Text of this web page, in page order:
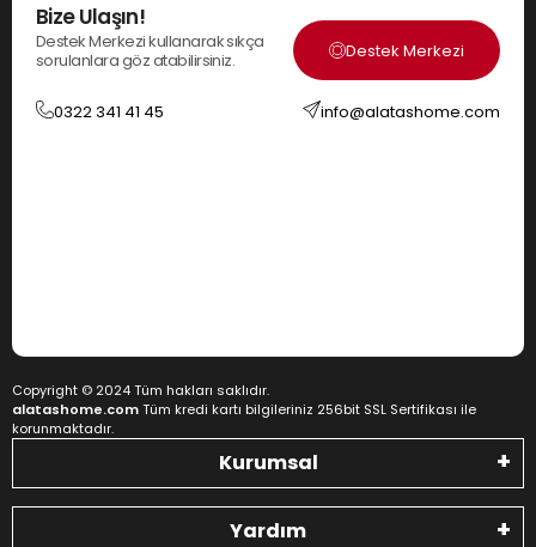
Bize Ulaşın!
Destek Merkezi kullanarak sıkça
sorulanlara göz atabilirsiniz.
Destek Merkezi
0322 341 41 45 info@alatashome.com
Copyright © 2024 Tüm hakları saklıdır.
alatashome.comTüm kredi kartı bilgileriniz 256bit SSL Sertifikası ile
korunmaktadır.
Kurumsal
Yardım